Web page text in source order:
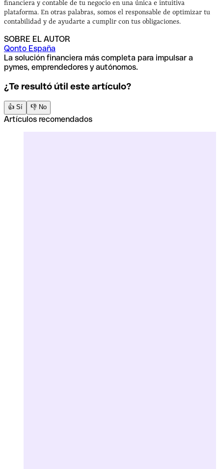
financiera y contable de tu negocio en una única e intuitiva
plataforma. En otras palabras, somos el responsable de optimizar tu
contabilidad y de ayudarte a cumplir con tus obligaciones.
SOBRE EL AUTOR
Qonto España
La solución financiera más completa para impulsar a
pymes, emprendedores y autónomos.
¿Te resultó útil este artículo?
👍 Sí 👎 No
Artículos recomendados